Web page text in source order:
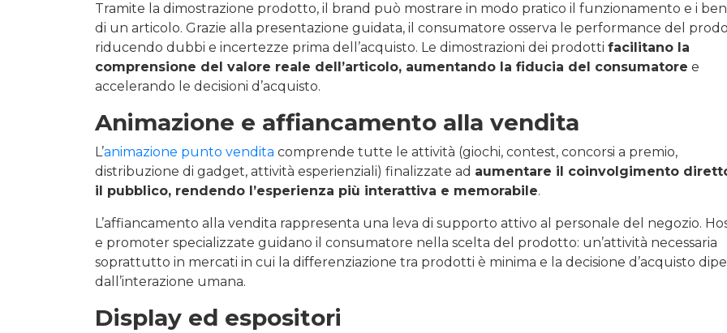
Tramite la dimostrazione prodotto, il brand può mostrare in modo pratico il funzionamento e i
di un articolo. Grazie alla presentazione guidata, il consumatore osserva le performance del
riducendo dubbi e incertezze prima dell’acquisto. Le dimostrazioni dei prodotti facilitano la
comprensione del valore reale dell’articolo, aumentando la fiducia del consumatore e
accelerando le decisioni d’acquisto.
Animazione e affiancamento alla vendita
L’animazione punto vendita comprende tutte le attività (giochi, contest, concorsi a premio,
distribuzione di gadget, attività esperienziali) finalizzate ad aumentare il coinvolgimento
il pubblico, rendendo l’esperienza più interattiva e memorabile.
L’affiancamento alla vendita rappresenta una leva di supporto attivo al personale del negozio.
e promoter specializzate guidano il consumatore nella scelta del prodotto: un’attività necessaria
soprattutto in mercati in cui la differenziazione tra prodotti è minima e la decisione d’acquisto
dall’interazione umana.
Display ed espositori